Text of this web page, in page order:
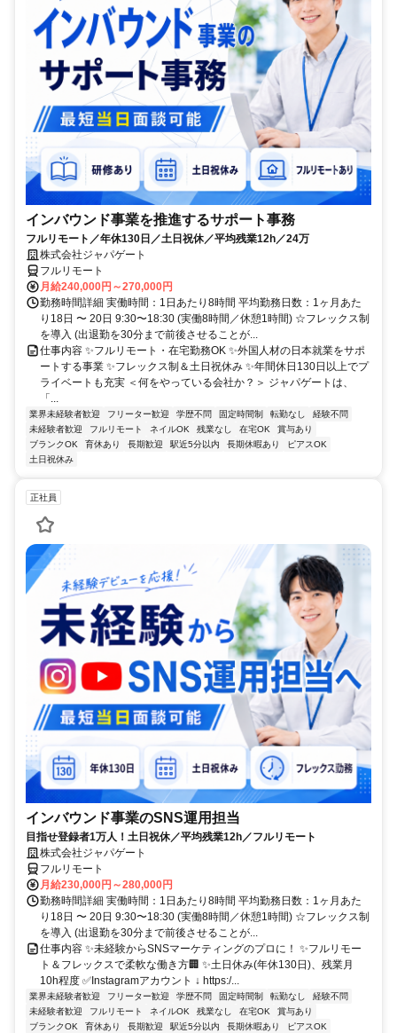
インバウンド事業を推進するサポート事務
フルリモート／年休130日／土日祝休／平均残業12h／24万
株式会社ジャパゲート
フルリモート
月給240,000円～270,000円
勤務時間詳細 実働時間：1日あたり8時間 平均勤務日数：1ヶ月あた
り18日 〜 20日 9:30〜18:30 (実働8時間／休憩1時間) ☆フレックス制
を導入 (出退勤を30分まで前後させることが...
仕事内容 ✨フルリモート・在宅勤務OK ✨外国人材の日本就業をサポ
ートする事業 ✨フレックス制＆土日祝休み ✨年間休日130日以上でプ
ライベートも充実 ＜何をやっている会社か？＞ ジャパゲートは、
「...
業界未経験者歓迎 フリーター歓迎 学歴不問 固定時間制 転勤なし
経験不問
未経験者歓迎
フルリモート ネイルOK 残業なし 在宅OK
賞与あり
ブランクOK
育休あり 長期歓迎 駅近5分以内 長期休暇あり
ピアスOK
土日祝休み
正社員
インバウンド事業のSNS運用担当
目指せ登録者1万人！土日祝休／平均残業12h／フルリモート
株式会社ジャパゲート
フルリモート
月給230,000円～280,000円
勤務時間詳細 実働時間：1日あたり8時間 平均勤務日数：1ヶ月あた
り18日 〜 20日 9:30〜18:30 (実働8時間／休憩1時間) ☆フレックス制
を導入 (出退勤を30分まで前後させることが...
仕事内容 ✨未経験からSNSマーケティングのプロに！ ✨フルリモー
ト＆フレックスで柔軟な働き方🏢 ✨土日休み(年休130日)、残業月
10h程度 ✅Instagramアカウント ↓ https:/...
業界未経験者歓迎 フリーター歓迎 学歴不問 固定時間制 転勤なし
経験不問
未経験者歓迎
フルリモート ネイルOK 残業なし 在宅OK
賞与あり
ブランクOK
育休あり 長期歓迎 駅近5分以内 長期休暇あり
ピアスOK